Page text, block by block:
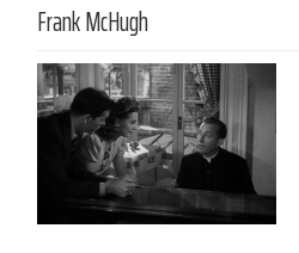
Frank McHugh